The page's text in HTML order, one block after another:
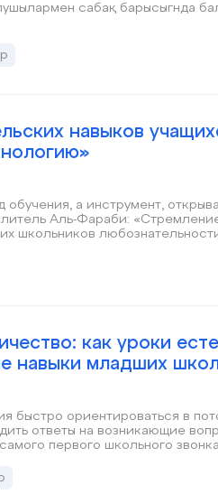
сабақ барысыгнда
навыков
а инструмент,
Аль-Фараби:
школьников
как уроки
навыки младших
быстро ориентироваться в
ответы на возникающие
первого школьного
для первых детских